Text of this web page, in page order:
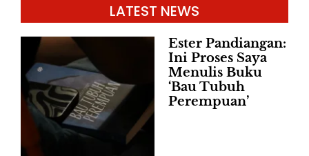
LATEST NEWS
Ester Pandiangan:
Ini Proses Saya
Menulis Buku
‘Bau Tubuh
Perempuan’